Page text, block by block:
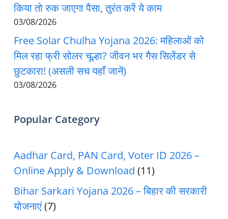
किया तो रुक जाएगा पैसा, तुरंत करें ये काम
03/08/2026
Free Solar Chulha Yojana 2026: महिलाओं को
मिल रहा फ्री सोलर चूल्हा? जीवन भर गैस सिलेंडर से
छुटकारा! (असली सच यहाँ जानें)
03/08/2026
Popular Category
Aadhar Card, PAN Card, Voter ID 2026 –
Online Apply & Download (11)
Bihar Sarkari Yojana 2026 – बिहार की सरकारी
योजनाएं(7)